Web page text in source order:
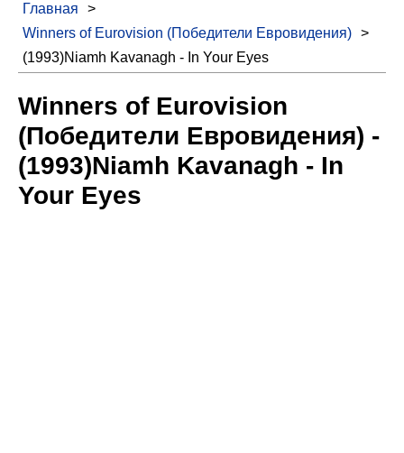
Главная
>
Winners of Eurovision (Победители Евровидения) >
(1993)Niamh Kavanagh - In Your Eyes
Winners of Eurovision
(Победители Евровидения) -
(1993)Niamh Kavanagh - In
Your Eyes